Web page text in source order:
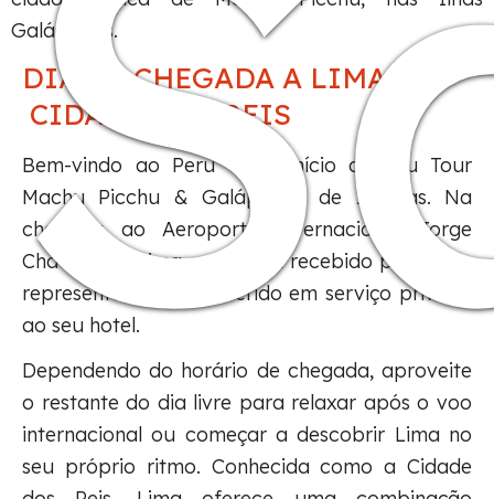
Galápagos.
DIA 01: CHEGADA A LIMA
CIDADE DOS REIS
Bem-vindo ao Peru e ao início do seu Tour
Machu Picchu & Galápagos de 15 dias. Na
chegada ao Aeroporto Internacional Jorge
Chávez, em Lima, você será recebido por nosso
representante e transferido em serviço privado
ao seu hotel.
Dependendo do horário de chegada, aproveite
o restante do dia livre para relaxar após o voo
internacional ou começar a descobrir Lima no
seu próprio ritmo. Conhecida como a Cidade